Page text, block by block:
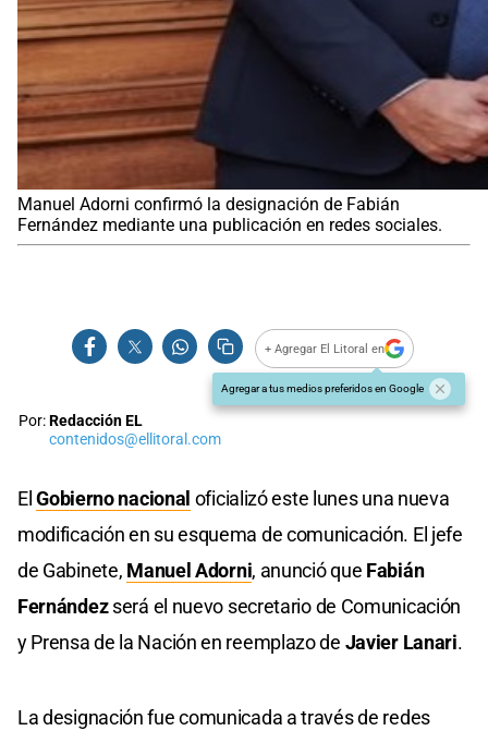
Manuel Adorni confirmó la designación de Fabián
Fernández mediante una publicación en redes sociales.
+ Agregar El Litoral en
Agregar a tus medios preferidos en Google
Por:Redacción EL
contenidos@ellitoral.com
ElGobierno nacional oficializó este lunes una nueva
modificación en su esquema de comunicación. El jefe
de Gabinete, Manuel Adorni, anunció que Fabián
Fernándezserá el nuevo secretario de Comunicación
y Prensa de la Nación en reemplazo de Javier Lanari.
La designación fue comunicada a través de redes